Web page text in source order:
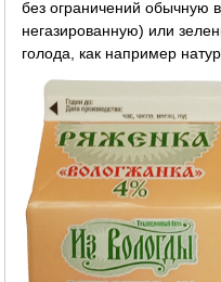
без ограничений обычную
негазированную) или
голода, как например